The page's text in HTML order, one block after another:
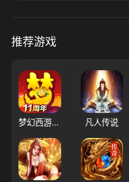
推荐游戏
梦幻西游（大陆服） 凡人传说